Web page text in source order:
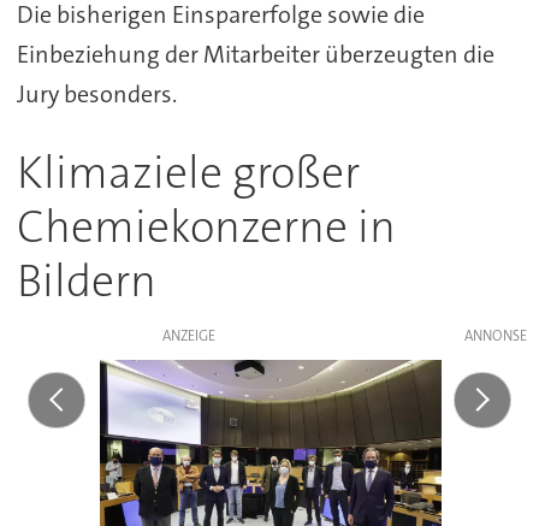
Die bisherigen Einsparerfolge sowie die
Einbeziehung der Mitarbeiter überzeugten die
Jury besonders.
Klimaziele großer
Chemiekonzerne in
Bildern
ANZEIGE